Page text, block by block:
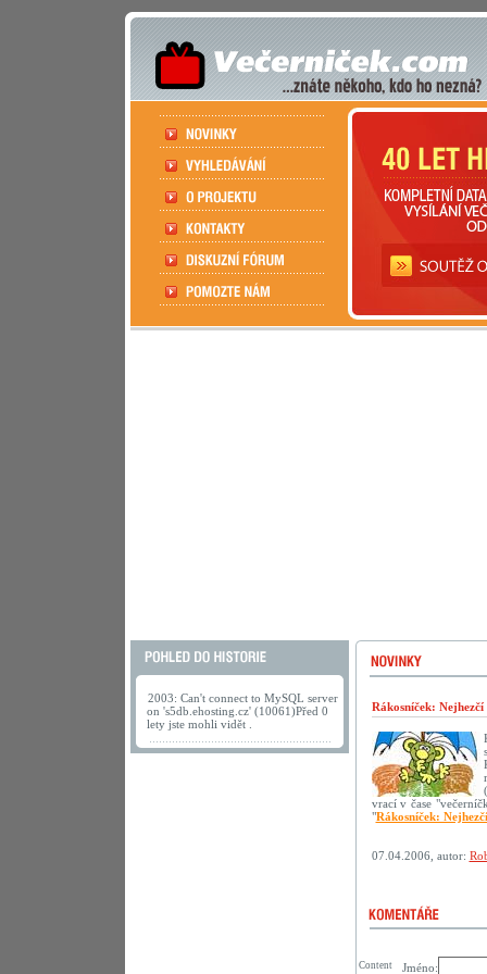
2003: Can't connect to MySQL server
on 's5db.ehosting.cz' (10061)Před 0
lety jste mohli vidět .
Rákosníček:
vrací v čase
"Rákosníček:
07.04.2006, autor:
Jméno:
Content